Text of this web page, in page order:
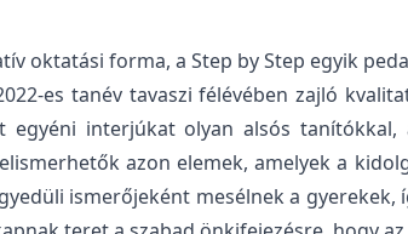
oktatási forma, a Step by Step egyik
es tanév tavaszi félévében zajló
interjúkat olyan alsós
azon elemek, amelyek a
ismerőjeként mesélnek a